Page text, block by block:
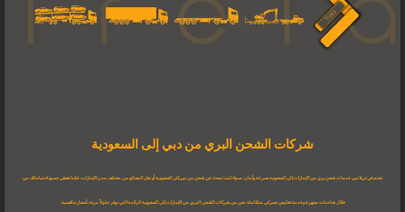
شركات الشحن البري من دبي إلى السعودية
نقدم في تريلا دبي خدماتشحن بري من الإمارات إلى السعوديةبسرعة وأمان، سواء كنت تبحث عن شحن من دبي إلى السعودية أو نقل البضائع من مختلف مدن الإمارات، فإننا نغطي جميع احتياجاتك من
خلال شاحنات مجهزة وخدمة تخليص جمركي متكاملة. نحن منشركات الشحن البري من الإمارات إلى السعوديةالرائدة التي توفر حلولاً مرنة بأسعار تنافسية.